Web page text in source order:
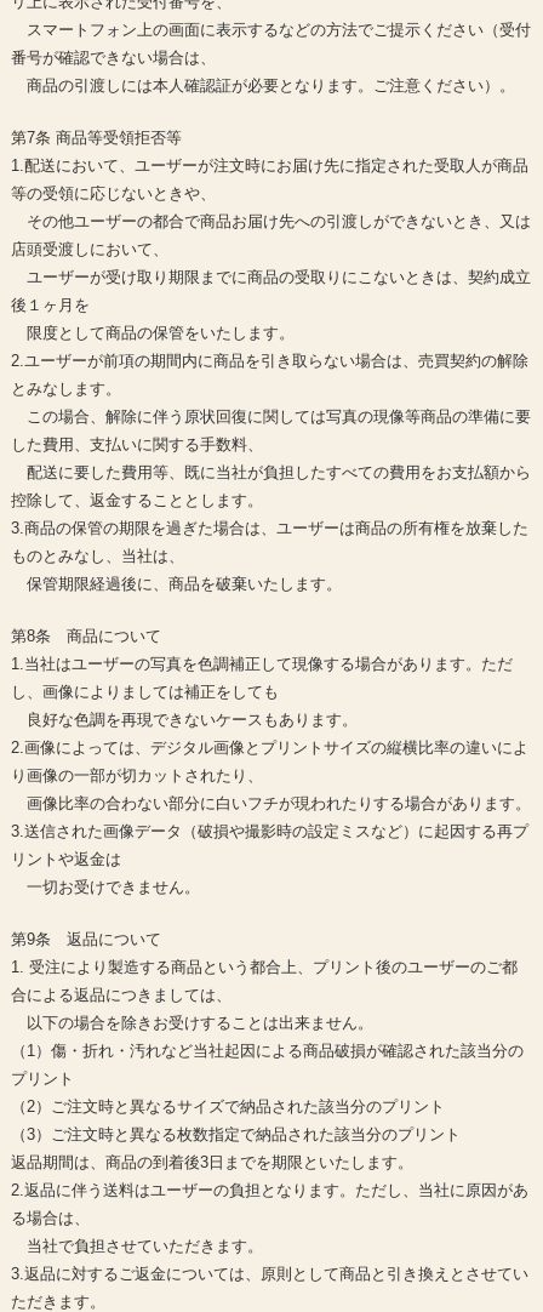
スマートフォン上の画面に表示するなどの方法でご提示ください（受付
番号が確認できない場合は、
商品の引渡しには本人確認証が必要となります。ご注意ください）。
第7条 商品等受領拒否等
1.配送において、ユーザーが注文時にお届け先に指定された受取人が商品
等の受領に応じないときや、
その他ユーザーの都合で商品お届け先への引渡しができないとき、又は
店頭受渡しにおいて、
ユーザーが受け取り期限までに商品の受取りにこないときは、契約成立
後１ヶ月を
限度として商品の保管をいたします。
2.ユーザーが前項の期間内に商品を引き取らない場合は、売買契約の解除
とみなします。
この場合、解除に伴う原状回復に関しては写真の現像等商品の準備に要
した費用、支払いに関する手数料、
配送に要した費用等、既に当社が負担したすべての費用をお支払額から
控除して、返金することとします。
3.商品の保管の期限を過ぎた場合は、ユーザーは商品の所有権を放棄した
ものとみなし、当社は、
保管期限経過後に、商品を破棄いたします。
第8条 商品について
1.当社はユーザーの写真を色調補正して現像する場合があります。ただ
し、画像によりましては補正をしても
良好な色調を再現できないケースもあります。
2.画像によっては、デジタル画像とプリントサイズの縦横比率の違いによ
り画像の一部が切カットされたり、
画像比率の合わない部分に白いフチが現われたりする場合があります。
3.送信された画像データ（破損や撮影時の設定ミスなど）に起因する再プ
リントや返金は
一切お受けできません。
第9条 返品について
1. 受注により製造する商品という都合上、プリント後のユーザーのご都
合による返品につきましては、
以下の場合を除きお受けすることは出来ません。
（1）傷・折れ・汚れなど当社起因による商品破損が確認された該当分の
プリント
（2）ご注文時と異なるサイズで納品された該当分のプリント
（3）ご注文時と異なる枚数指定で納品された該当分のプリント
返品期間は、商品の到着後3日までを期限といたします。
2.返品に伴う送料はユーザーの負担となります。ただし、当社に原因があ
る場合は、
当社で負担させていただきます。
3.返品に対するご返金については、原則として商品と引き換えとさせてい
ただきます。